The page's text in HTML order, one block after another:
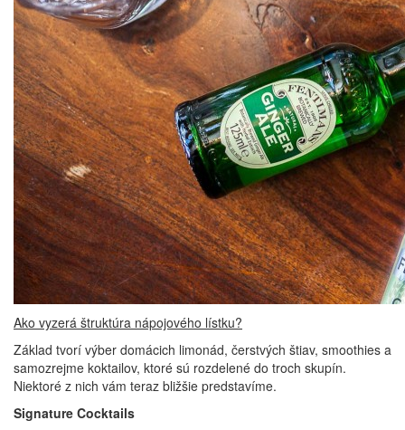
Ako vyzerá štruktúra nápojového lístku?
Základ tvorí výber domácich limonád, čerstvých štiav, smoothies a
samozrejme koktailov, ktoré sú rozdelené do troch skupín.
Niektoré z nich vám teraz bližšie predstavíme.
Signature Cocktails